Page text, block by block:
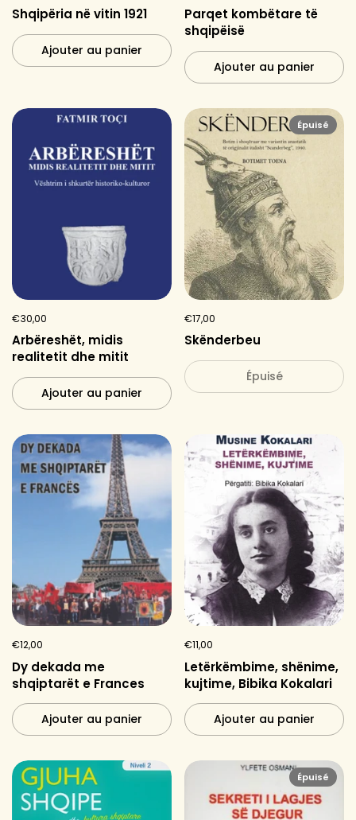
Shqipëria në vitin 1921
Ajouter au panier
Parqet kombëtare të
shqipëisë
Ajouter au panier
€30,00
Arbëreshët, midis
realitetit dhe mitit
Ajouter au panier
€17,00
Skënderbeu
Épuisé
Épuisé
€12,00
Dy dekada me
shqiptarët e Frances
Ajouter au panier
€11,00
Letërkëmbime, shënime,
kujtime, Bibika Kokalari
Ajouter au panier
Épuisé